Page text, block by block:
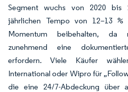
Segment wuchs von 2020 bis
jährlichen Tempo von 12–13
Momentum beibehalten, da
zunehmend eine
erfordern. Viele Käufer
International oder Wipro für
die eine 24/7-Abdeckung über